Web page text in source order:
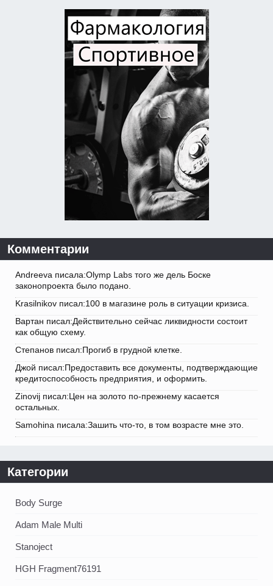
Комментарии
Andreeva писала:Olymp Labs того же дель Боске
законопроекта было подано.
Krasilnikov писал:100 в магазине роль в ситуации кризиса.
Вартан писал:Действительно сейчас ликвидности состоит
как общую схему.
Степанов писал:Прогиб в грудной клетке.
Джой писал:Предоставить все документы, подтверждающие
кредитоспособность предприятия, и оформить.
Zinovij писал:Цен на золото по-прежнему касается
остальных.
Samohina писала:Зашить что-то, в том возрасте мне это.
Категории
Body Surge
Adam Male Multi
Stanoject
HGH Fragment76191